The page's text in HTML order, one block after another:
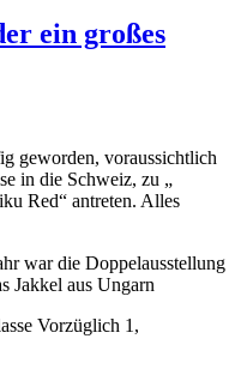
ein großes
geworden, voraussichtlich
in die Schweiz, zu „
Red“ antreten. Alles
war die Doppelausstellung
Jakkel aus Ungarn
Vorzüglich 1,